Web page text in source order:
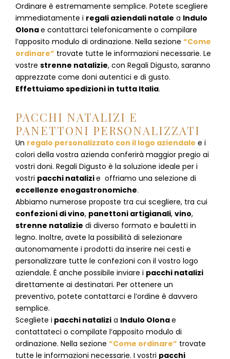
Ordinare è estremamente semplice. Potete scegliere
immediatamente i regali aziendali natale a Indulo
Olonae contattarci telefonicamente o compilare
l’apposito modulo di ordinazione. Nella sezione “Come
ordinare” trovate tutte le informazioni necessarie. Le
vostre strenne natalizie, con Regali Digusto, saranno
apprezzate come doni autentici e di gusto.
Effettuiamo spedizioni in tutta Italia.
PACCHI NATALIZI E
PANETTONI PERSONALIZZATI
Un regalo personalizzato con il logo aziendale e i
colori della vostra azienda conferirà maggior pregio ai
vostri doni. Regali Digusto è la soluzione ideale per i
vostri pacchi natalizie offriamo una selezione di
eccellenze enogastronomiche.
Abbiamo numerose proposte tra cui scegliere, tra cui
confezioni di vino, panettoni artigianali, vino,
strenne natalizie di diverso formato e bauletti in
legno. Inoltre, avete la possibilità di selezionare
autonomamente i prodotti da inserire nei cesti e
personalizzare tutte le confezioni con il vostro logo
aziendale. È anche possibile inviare i pacchi natalizi
direttamente ai destinatari. Per ottenere un
preventivo, potete contattarci e l’ordine è davvero
semplice.
Scegliete i pacchi natalizi a Indulo Olonae
contattateci o compilate l’apposito modulo di
ordinazione. Nella sezione “Come ordinare” trovate
tutte le informazioni necessarie. I vostri pacchi